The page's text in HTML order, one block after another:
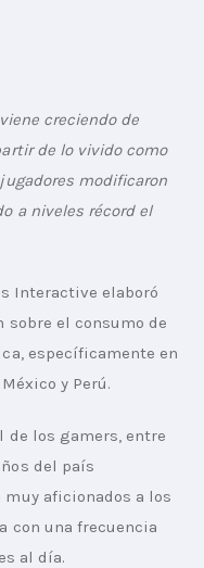
creciendo de
de lo vivido como
modificaron
a niveles récord el
Interactive elaboró
el consumo de
específicamente en
y Perú.
de los gamers, entre
del país
aficionados a los
con una frecuencia
al día.